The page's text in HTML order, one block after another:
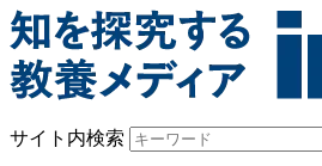
サイト内検索